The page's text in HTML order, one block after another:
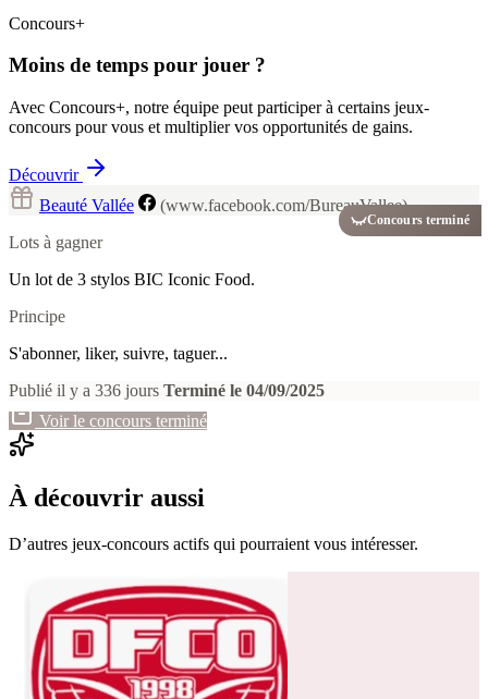
Concours+
Moins de temps pour jouer ?
Avec Concours+, notre équipe peut participer à certains jeux-
concours pour vous et multiplier vos opportunités de gains.
Découvrir
Concours terminé
Beauté Vallée
(www.facebook.com/BureauVallee)
Lots à gagner
Un lot de 3 stylos BIC Iconic Food.
Principe
S'abonner, liker, suivre, taguer...
Publié il y a 336 jours Terminé le 04/09/2025
Voir le concours terminé
À découvrir aussi
D’autres jeux-concours actifs qui pourraient vous intéresser.